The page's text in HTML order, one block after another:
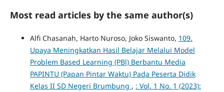
Most read articles by the same author(s)
Alfi Chasanah, Harto Nuroso, Joko Siswanto, 109.
Upaya Meningkatkan Hasil Belajar Melalui Model
Problem Based Learning (PBl) Berbantu Media
PAPINTU (Papan Pintar Waktu) Pada Peserta Didik
Kelas II SD Negeri Brumbung , : Vol. 1 No. 1 (2023):